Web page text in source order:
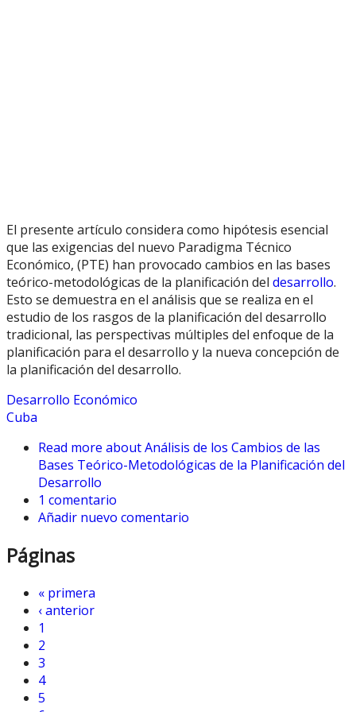
El presente artículo considera como hipótesis esencial
que las exigencias del nuevo Paradigma Técnico
Económico, (PTE) han provocado cambios en las bases
teórico-metodológicas de la planificación del desarrollo.
Esto se demuestra en el análisis que se realiza en el
estudio de los rasgos de la planificación del desarrollo
tradicional, las perspectivas múltiples del enfoque de la
planificación para el desarrollo y la nueva concepción de
la planificación del desarrollo.
Desarrollo Económico
Cuba
Read more about Análisis de los Cambios de las
Bases Teórico-Metodológicas de la Planificación del
Desarrollo
1 comentario
Añadir nuevo comentario
Páginas
« primera
‹ anterior
1
2
3
4
5